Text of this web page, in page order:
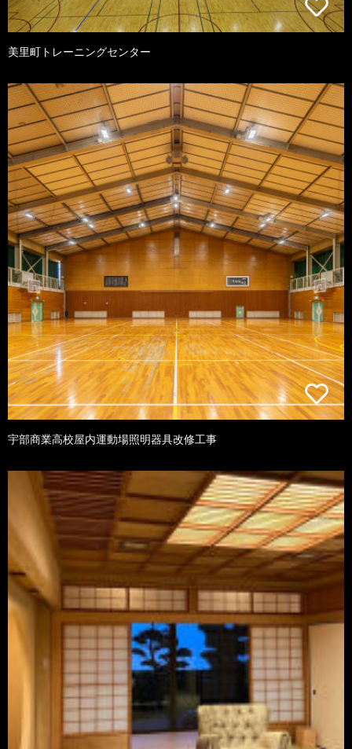
美里町トレーニングセンター
宇部商業高校屋内運動場照明器具改修工事